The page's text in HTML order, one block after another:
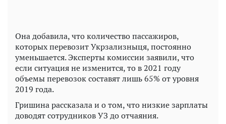
Она добавила, что количество пассажиров,
которых перевозит Укрзализныця, постоянно
уменьшается. Эксперты комиссии заявили, что
если ситуация не изменится, то в 2021 году
объемы перевозок составят лишь 65% от уровня
2019 года.
Гришина рассказала и о том, что низкие зарплаты
доводят сотрудников УЗ до отчаяния.